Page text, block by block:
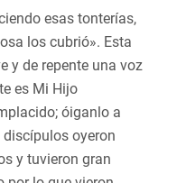
esas tonterías,
los cubrió». Esta
y de repente una voz
es Mi Hijo
óiganlo a
discípulos oyeron
y tuvieron gran